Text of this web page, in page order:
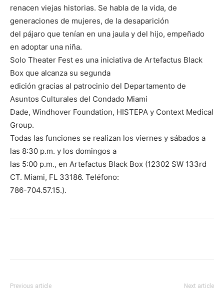
renacen viejas historias. Se habla de la vida, de
generaciones de mujeres, de la desaparición
del pájaro que tenían en una jaula y del hijo, empeñado
en adoptar una niña.
Solo Theater Fest es una iniciativa de Artefactus Black
Box que alcanza su segunda
edición gracias al patrocinio del Departamento de
Asuntos Culturales del Condado Miami
Dade, Windhover Foundation, HISTEPA y Context Medical
Group.
Todas las funciones se realizan los viernes y sábados a
las 8:30 p.m. y los domingos a
las 5:00 p.m., en Artefactus Black Box (12302 SW 133rd
CT. Miami, FL 33186. Teléfono:
786-704.57.15.).
Previous article Next article